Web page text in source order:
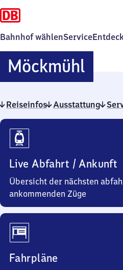
Bahnhof wählenService
Möckmühl
Reiseinfos Ausstattung
Reiseinfos
Live Abfahrt / Ankunft
Übersicht der nächsten
ankommenden Züge
Fahrpläne